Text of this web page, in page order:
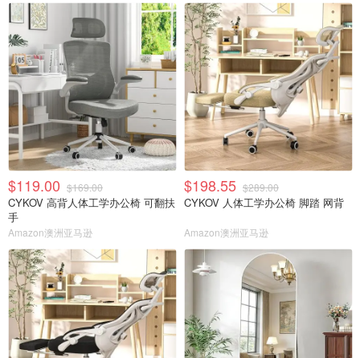
$119.00 $169.00
CYKOV 高背人体工学办公椅 可翻扶
手
Amazon澳洲亚马逊
$198.55 $289.00
CYKOV 人体工学办公椅 脚踏 网背
Amazon澳洲亚马逊